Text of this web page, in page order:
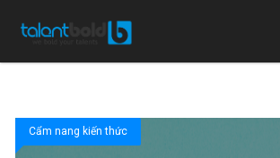
Cẩm nang kiến thức